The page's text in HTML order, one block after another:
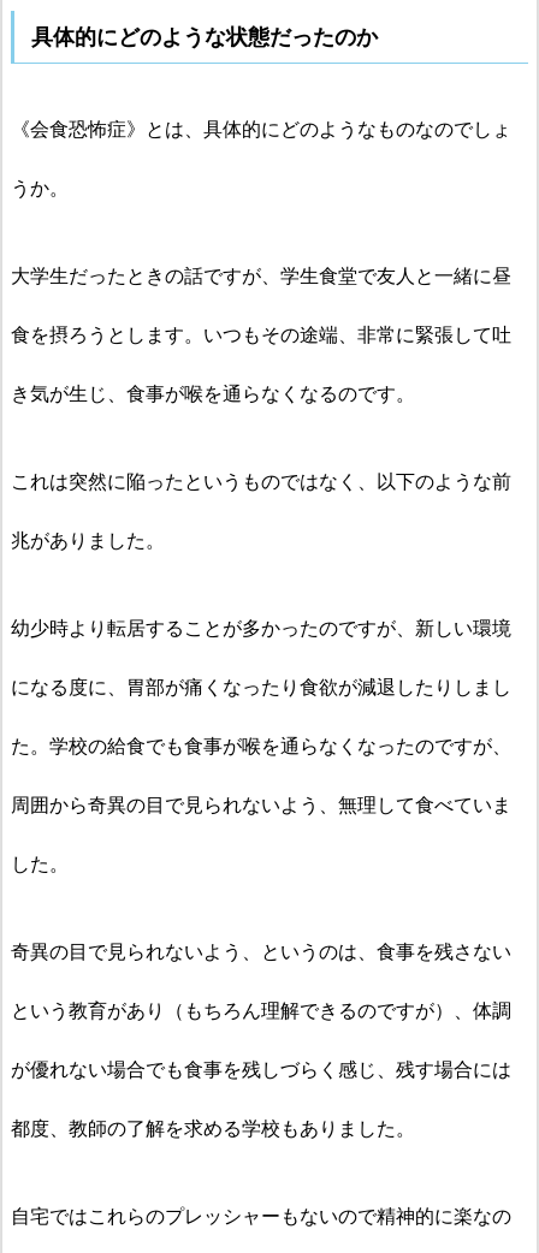
具体的にどのような状態だったのか
《会食恐怖症》とは、具体的にどのようなものなのでしょ
うか。
大学生だったときの話ですが、学生食堂で友人と一緒に昼
食を摂ろうとします。いつもその途端、非常に緊張して吐
き気が生じ、食事が喉を通らなくなるのです。
これは突然に陥ったというものではなく、以下のような前
兆がありました。
幼少時より転居することが多かったのですが、新しい環境
になる度に、胃部が痛くなったり食欲が減退したりしまし
た。学校の給食でも食事が喉を通らなくなったのですが、
周囲から奇異の目で見られないよう、無理して食べていま
した。
奇異の目で見られないよう、というのは、食事を残さない
という教育があり（もちろん理解できるのですが）、体調
が優れない場合でも食事を残しづらく感じ、残す場合には
都度、教師の了解を求める学校もありました。
自宅ではこれらのプレッシャーもないので精神的に楽なの